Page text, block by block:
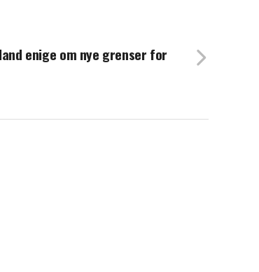
enige om nye grenser for